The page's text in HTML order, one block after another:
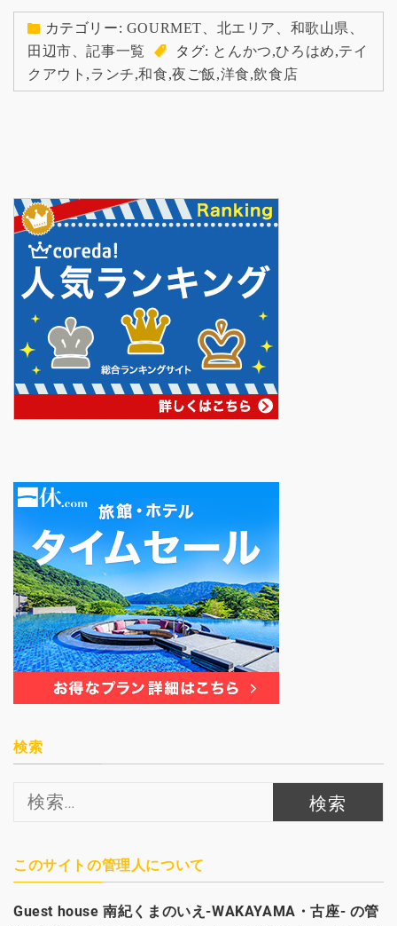
カテゴリー: GOURMET 北エリア 和歌山県
田辺市 、記事一覧 タグ: とんかつ,ひろはめ,テイ
クアウト ,ランチ,和食,夜ご飯 ,洋食,飲食店
検索
索:
このサイトの管理人について
Guest house南紀くまのいえ-WAKAYAMA・古座- の管